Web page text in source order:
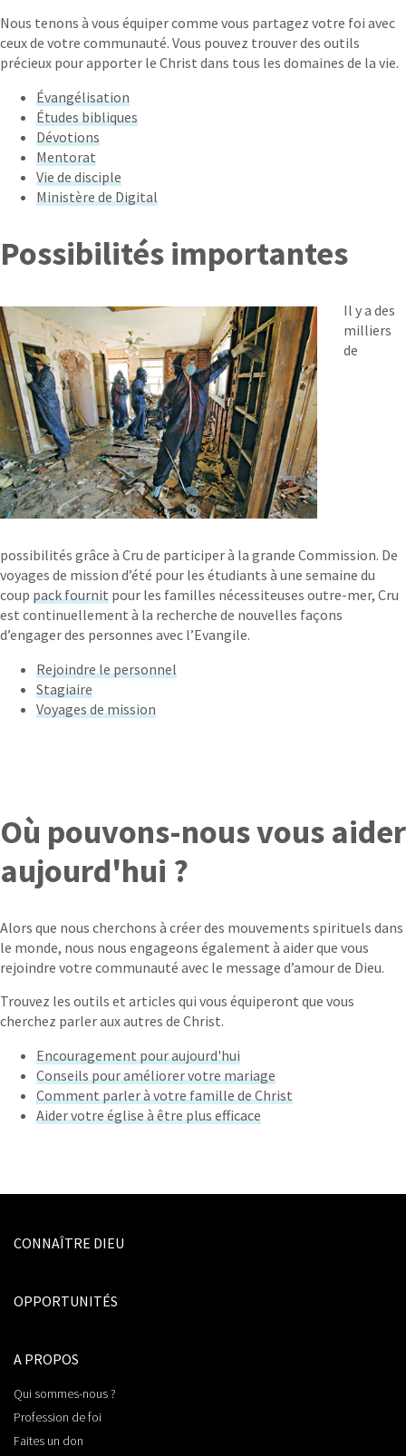
Nous tenons à vous équiper comme vous partagez votre foi avec
ceux de votre communauté. Vous pouvez trouver des outils
précieux pour apporter le Christ dans tous les domaines de la vie.
Évangélisation
Études bibliques
Dévotions
Mentorat
Vie de disciple
Ministère de Digital
Possibilités importantes
Il y a des
milliers
de
possibilités grâce à Cru de participer à la grande Commission. De
voyages de mission d’été pour les étudiants à une semaine du
coup pack fournit pour les familles nécessiteuses outre-mer, Cru
est continuellement à la recherche de nouvelles façons
d’engager des personnes avec l’Evangile.
Rejoindre le personnel
Stagiaire
Voyages de mission
Où pouvons-nous vous aider
aujourd'hui ?
Alors que nous cherchons à créer des mouvements spirituels dans
le monde, nous nous engageons également à aider que vous
rejoindre votre communauté avec le message d’amour de Dieu.
Trouvez les outils et articles qui vous équiperont que vous
cherchez parler aux autres de Christ.
Encouragement pour aujourd'hui
Conseils pour améliorer votre mariage
Comment parler à votre famille de Christ
Aider votre église à être plus efficace
CONNAÎTRE DIEU
OPPORTUNITÉS
A PROPOS
Qui sommes-nous ?
Profession de foi
Faites un don